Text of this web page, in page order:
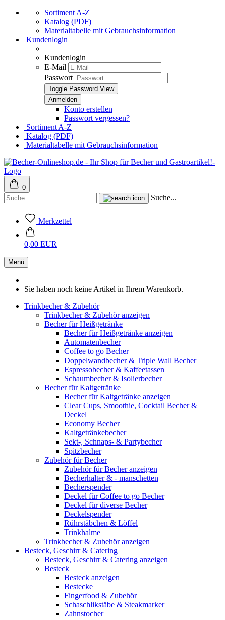
Sortiment A-Z
Katalog (PDF)
Materialtabelle mit Gebrauchsinformation
Kundenlogin
Kundenlogin
E-Mail
Passwort
Toggle Password View
Konto erstellen
Passwort vergessen?
Sortiment A-Z
Katalog (PDF)
Materialtabelle mit Gebrauchsinformation
0
Suche...
Merkzettel
0,00 EUR
Menü
Sie haben noch keine Artikel in Ihrem Warenkorb.
Trinkbecher & Zubehör
Trinkbecher & Zubehör anzeigen
Becher für Heißgetränke
Becher für Heißgetränke anzeigen
Automatenbecher
Coffee to go Becher
Doppelwandbecher & Triple Wall Becher
Espressobecher & Kaffeetassen
Schaumbecher & Isolierbecher
Becher für Kaltgetränke
Becher für Kaltgetränke anzeigen
Clear Cups, Smoothie, Cocktail Becher &
Deckel
Economy Becher
Kaltgetränkebecher
Sekt-, Schnaps- & Partybecher
Spitzbecher
Zubehör für Becher
Zubehör für Becher anzeigen
Becherhalter & - manschetten
Becherspender
Deckel für Coffee to go Becher
Deckel für diverse Becher
Deckelspender
Rührstäbchen & Löffel
Trinkhalme
Trinkbecher & Zubehör anzeigen
Besteck, Geschirr & Catering
Besteck, Geschirr & Catering anzeigen
Besteck
Besteck anzeigen
Bestecke
Fingerfood & Zubehör
Schaschlikstäbe & Steakmarker
Zahnstocher